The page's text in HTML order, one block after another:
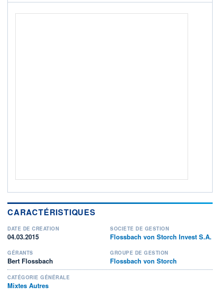
CARACTÉRISTIQUES
DATE DE CRÉATION
04.03.2015
SOCIÉTÉ DE GESTION
Flossbach von Storch Invest S.A.
GÉRANTS
Bert Flossbach
GROUPE DE GESTION
Flossbach von Storch
CATÉGORIE GÉNÉRALE
Mixtes Autres